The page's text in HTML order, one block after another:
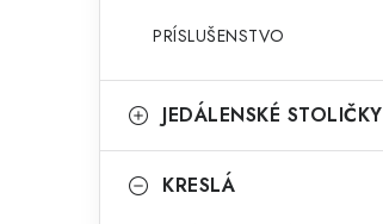
PRÍSLUŠENSTVO
JEDÁLENSKÉ STOLIČKY
KRESLÁ